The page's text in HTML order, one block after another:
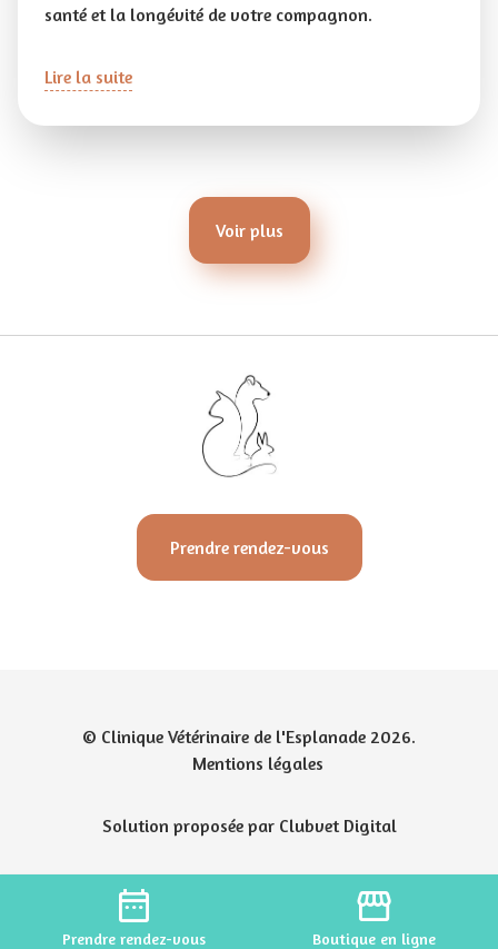
santé et la longévité de votre compagnon.
Lire la suite
Voir plus
date_range
Prendre rendez-vous
storefront
Boutique en ligne
Prendre rendez-vous
© Clinique Vétérinaire de l'Esplanade 2026.
Mentions légales
Solution proposée par Clubvet Digital